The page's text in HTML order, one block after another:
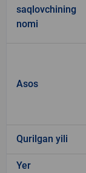
saqlovchining
nomi
Asos
Qurilgan yili
Yer